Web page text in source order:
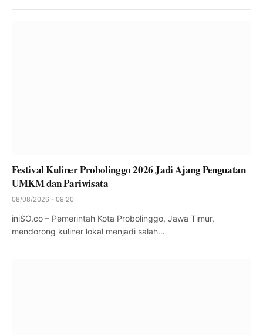
Festival Kuliner Probolinggo 2026 Jadi Ajang Penguatan
UMKM dan Pariwisata
08/08/2026 - 09:20
iniSO.co – Pemerintah Kota Probolinggo, Jawa Timur,
mendorong kuliner lokal menjadi salah…